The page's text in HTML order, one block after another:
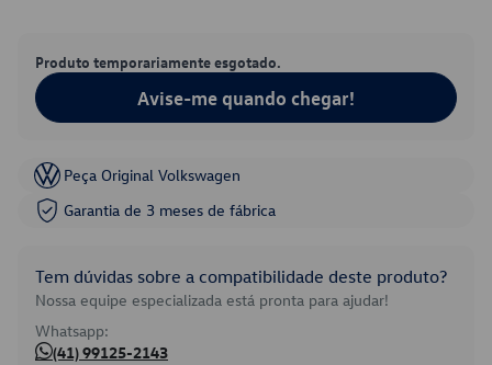
Produto temporariamente esgotado.
Avise-me quando chegar!
Peça Original Volkswagen
Garantia de 3 meses de fábrica
Tem dúvidas sobre a compatibilidade deste produto?
Nossa equipe especializada está pronta para ajudar!
Whatsapp:
(41) 99125-2143